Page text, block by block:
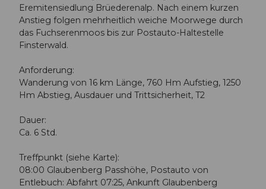
Eremitensiedlung Brüederenalp. Nach einem kurzen
Anstieg folgen mehrheitlich weiche Moorwege durch
das Fuchserenmoos bis zur Postauto-Haltestelle
Finsterwald.
Anforderung:
Wanderung von 16 km Länge, 760 Hm Aufstieg, 1250
Hm Abstieg, Ausdauer und Trittsicherheit, T2
Dauer:
Ca. 6 Std.
Treffpunkt (siehe Karte):
08:00 Glaubenberg Passhöhe, Postauto von
Entlebuch: Abfahrt 07:25, Ankunft Glaubenberg